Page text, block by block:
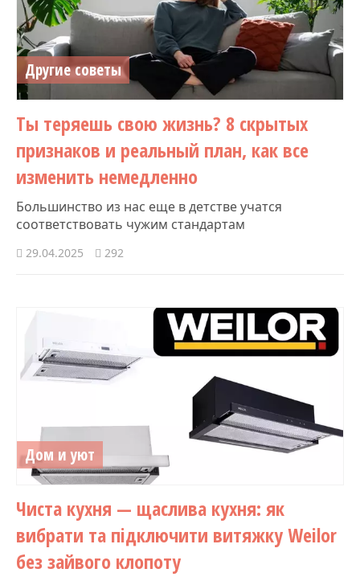
Другие советы
Ты теряешь свою жизнь? 8 скрытых
признаков и реальный план, как все
изменить немедленно
Большинство из нас еще в детстве учатся
соответствовать чужим стандартам
29.04.2025 292
Дом и уют
Чиста кухня — щаслива кухня: як
вибрати та підключити витяжку Weilor
без зайвого клопоту